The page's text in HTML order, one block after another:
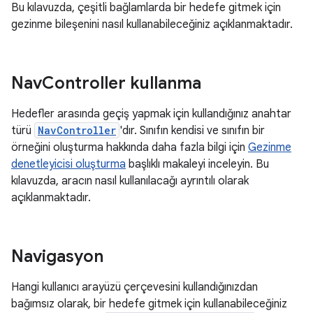
Bu kılavuzda, çeşitli bağlamlarda bir hedefe gitmek için
gezinme bileşenini nasıl kullanabileceğiniz açıklanmaktadır.
NavController kullanma
Hedefler arasında geçiş yapmak için kullandığınız anahtar
türü NavController 'dır. Sınıfın kendisi ve sınıfın bir
örneğini oluşturma hakkında daha fazla bilgi için Gezinme
denetleyicisi oluşturma başlıklı makaleyi inceleyin. Bu
kılavuzda, aracın nasıl kullanılacağı ayrıntılı olarak
açıklanmaktadır.
Navigasyon
Hangi kullanıcı arayüzü çerçevesini kullandığınızdan
bağımsız olarak, bir hedefe gitmek için kullanabileceğiniz